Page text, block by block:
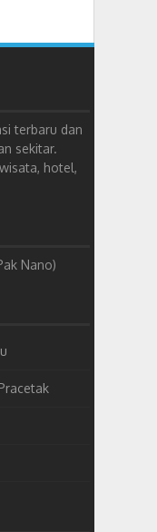
terbaru dan
sekitar.
hotel,
Nano)